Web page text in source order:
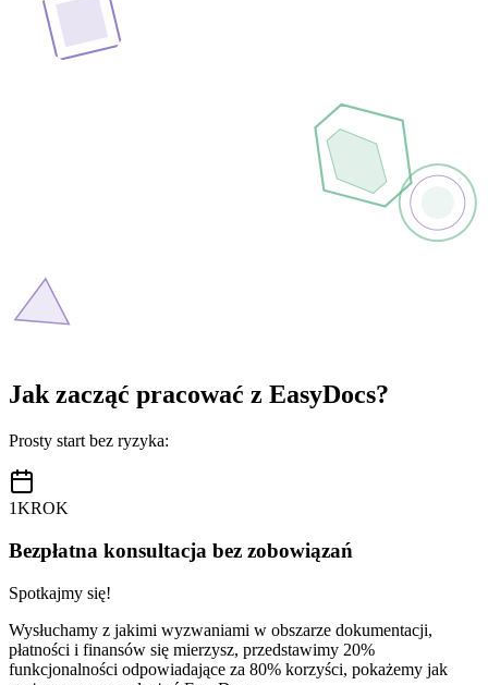
Jak zacząć pracować z EasyDocs?
Prosty start bez ryzyka:
1KROK
Bezpłatna konsultacja bez zobowiązań
Spotkajmy się!
Wysłuchamy z jakimi wyzwaniami w obszarze dokumentacji,
płatności i finansów się mierzysz, przedstawimy 20%
funkcjonalności odpowiadające za 80% korzyści, pokażemy jak